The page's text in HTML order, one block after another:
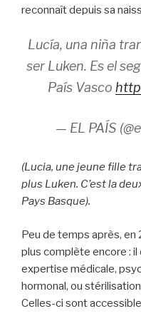
reconnaît depuis sa
Lucía, una niña
ser Luken. Es el
País Vasco
— EL PAÍS
(Lucia, une jeune fille
plus Luken. C’est la
Pays Basque).
Peu de temps après, en
plus complète encore :
expertise médicale,
hormonal, ou
Celles-ci sont